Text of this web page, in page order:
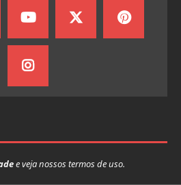
e veja nossos termos de uso.